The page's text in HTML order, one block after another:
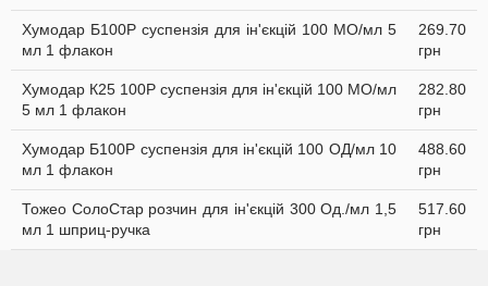
Хумодар Б100Р суспензія для ін'єкцій 100 МО/мл 5
мл 1 флакон
269.70
грн
Хумодар К25 100Р суспензія для ін'єкцій 100 МО/мл
5 мл 1 флакон
282.80
грн
Хумодар Б100Р суспензія для ін'єкцій 100 ОД/мл 10
мл 1 флакон
488.60
грн
Тожео СолоСтар розчин для ін'єкцій 300 Од./мл 1,5
мл 1 шприц-ручка
517.60
грн